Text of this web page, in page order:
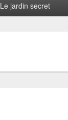
Le jardin secret